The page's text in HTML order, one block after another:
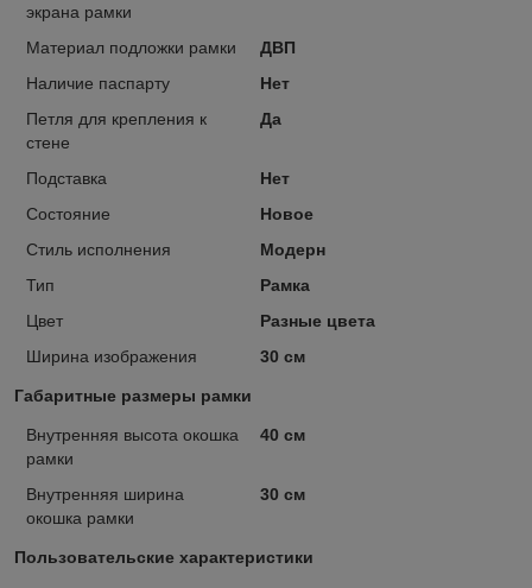
экрана рамки
Материал подложки рамки
ДВП
Наличие паспарту
Нет
Петля для крепления к
стене
Да
Подставка
Нет
Состояние
Новое
Стиль исполнения
Модерн
Тип
Рамка
Цвет
Разные цвета
Ширина изображения
30 см
Габаритные размеры рамки
Внутренняя высота окошка
рамки
40 см
Внутренняя ширина
окошка рамки
30 см
Пользовательские характеристики